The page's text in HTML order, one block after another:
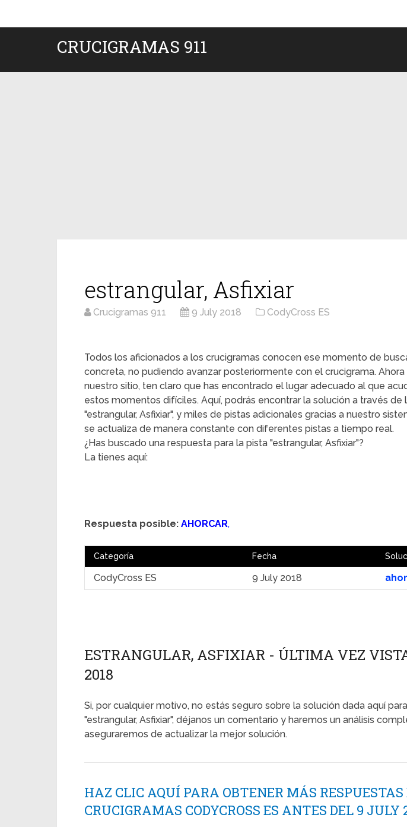
CRUCIGRAMAS 911
estrangular, Asfixiar
Crucigramas 911 9 July 2018 CodyCross ES
Todos los aficionados a los crucigramas conocen ese momento de
concreta, no pudiendo avanzar posteriormente con el crucigrama.
nuestro sitio, ten claro que has encontrado el lugar adecuado al que
estos momentos difíciles. Aquí, podrás encontrar la solución a través de
"estrangular, Asfixiar", y miles de pistas adicionales gracias a nuestro
se actualiza de manera constante con diferentes pistas a tiempo real.
¿Has buscado una respuesta para la pista "estrangular, Asfixiar"?
La tienes aquí:
Respuesta posible: AHORCAR,
Categoría Fecha
CodyCross ES 9 July 2018
ESTRANGULAR, ASFIXIAR - ÚLTIMA VEZ
2018
Si, por cualquier motivo, no estás seguro sobre la solución dada aquí
"estrangular, Asfixiar", déjanos un comentario y haremos un análisis
aseguraremos de actualizar la mejor solución.
HAZ CLIC AQUÍ PARA OBTENER MÁS RESPUESTAS
CRUCIGRAMAS CODYCROSS ES ANTES DEL 9 JULY